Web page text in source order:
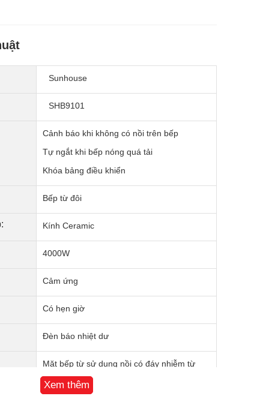
Sunhouse
SHB9101
Cảnh báo khi không có nồi trên bếp
Tự ngắt khi bếp nóng quá tải
Khóa bảng điều khiển
Bếp từ đôi
Kính Ceramic
4000W
Cảm ứng
Có hẹn giờ
Đèn báo nhiệt dư
Mặt bếp từ sử dụng nồi có đáy nhiễm từ
Thiết kế mỏng, có thể lắp âm được
Xem thêm